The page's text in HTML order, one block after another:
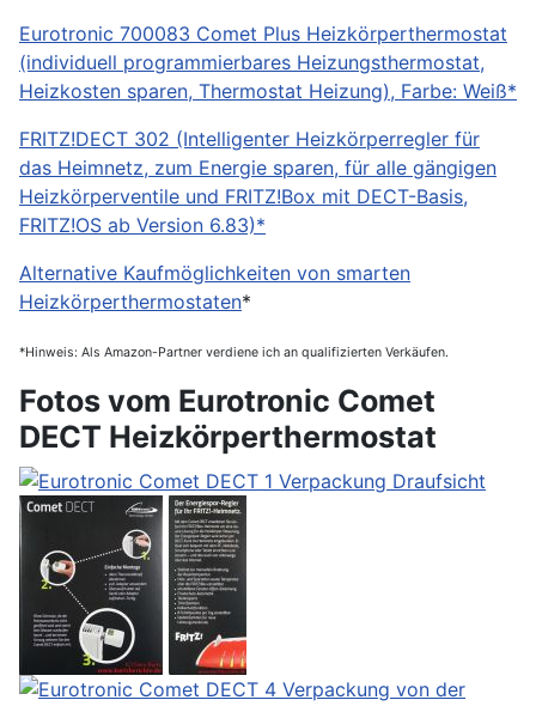
Eurotronic 700083 Comet Plus Heizkörperthermostat
(individuell programmierbares Heizungsthermostat,
Heizkosten sparen, Thermostat Heizung), Farbe: Weiß*
FRITZ!DECT 302 (Intelligenter Heizkörperregler für
das Heimnetz, zum Energie sparen, für alle gängigen
Heizkörperventile und FRITZ!Box mit DECT-Basis,
FRITZ!OS ab Version 6.83)*
Alternative Kaufmöglichkeiten von smarten
Heizkörperthermostaten*
*Hinweis: Als Amazon-Partner verdiene ich an qualifizierten Verkäufen.
Fotos vom Eurotronic Comet
DECT Heizkörperthermostat